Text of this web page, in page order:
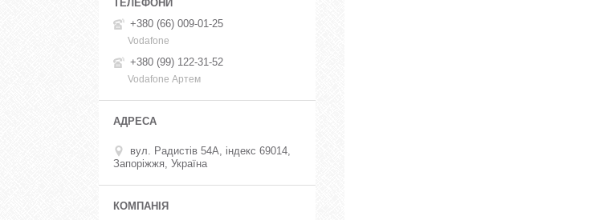
+380 (66) 009-01-25
Vodafone
+380 (99) 122-31-52
Vodafone Артем
вул. Радистів 54А, індекс 69014,
Запоріжжя, Україна